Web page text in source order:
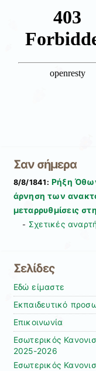
Σαν σήμερα
8/8/1841: Ρήξη
άρνηση των
μεταρρυθμίσεις
- Σχετικές
Σελίδες
Εδώ είμαστε
Εκπαιδευτικό
Επικοινωνία
Εσωτερικός
2025-2026
Εσωτερικός